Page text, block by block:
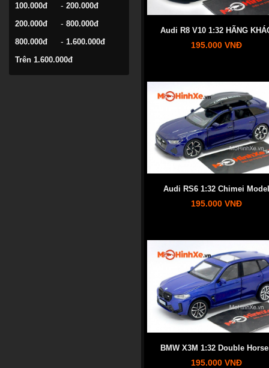
100.000đ
- 200.000đ
200.000đ
- 800.000đ
800.000đ
- 1.600.000đ
Trên 1.600.000đ
Audi R8 V10 1:32 HÃNG
195.000 VNĐ
Audi RS6 1:32 Chimei Model
195.000 VNĐ
BMW X3M 1:32 Double
195.000 VNĐ